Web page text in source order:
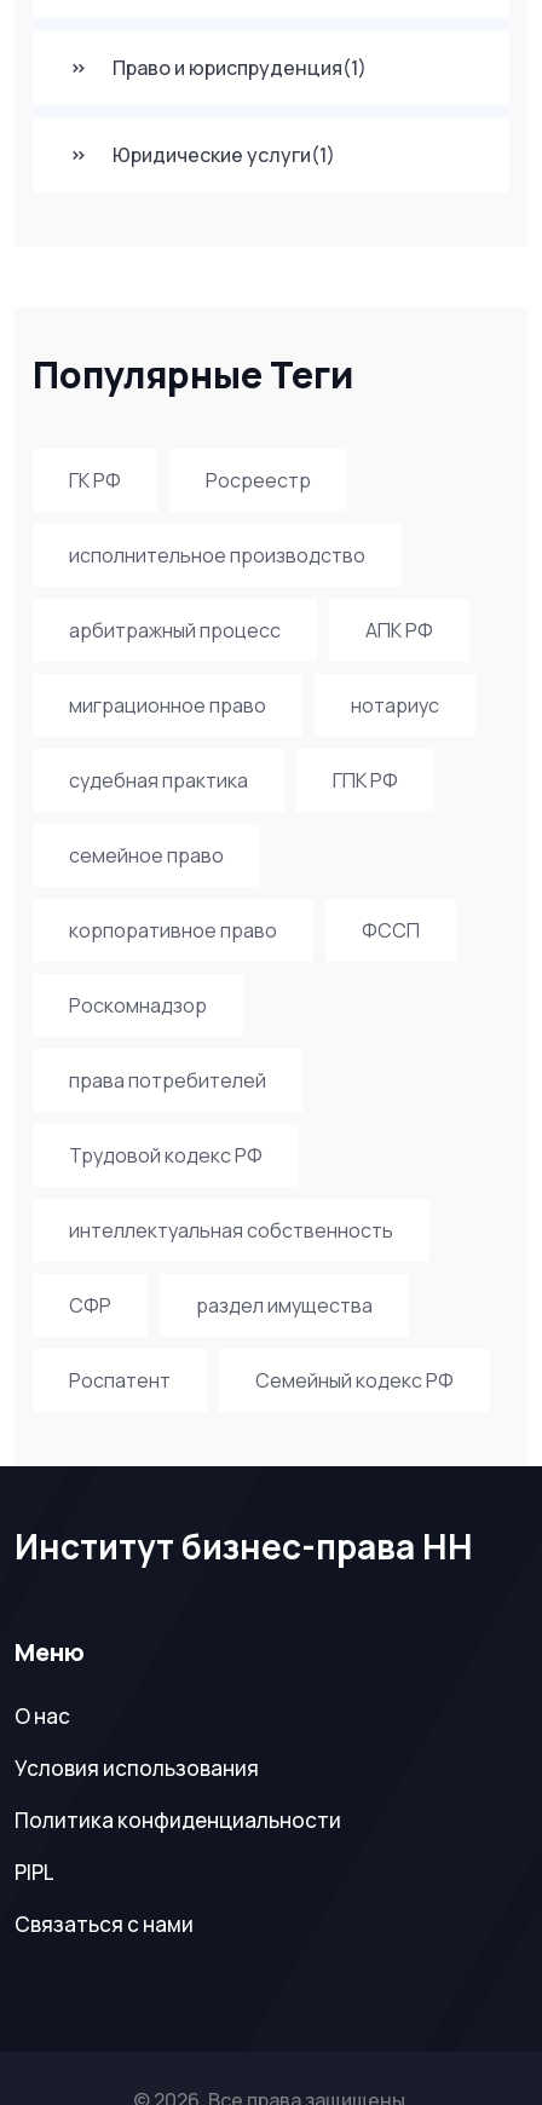
Право и юриспруденция(1)
Юридические услуги(1)
Популярные Теги
ГК РФ Росреестр
исполнительное производство
арбитражный процесс АПК РФ
миграционное право нотариус
судебная практика ГПК РФ
семейное право
корпоративное право ФССП
Роскомнадзор
права потребителей
Трудовой кодекс РФ
интеллектуальная собственность
СФР раздел имущества
Роспатент Семейный кодекс РФ
Институт бизнес-права НН
Меню
О нас
Условия использования
Политика конфиденциальности
PIPL
Связаться с нами
© 2026. Все права защищены.